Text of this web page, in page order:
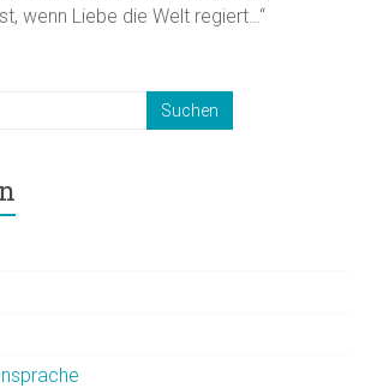
wenn Liebe die Welt regiert…“